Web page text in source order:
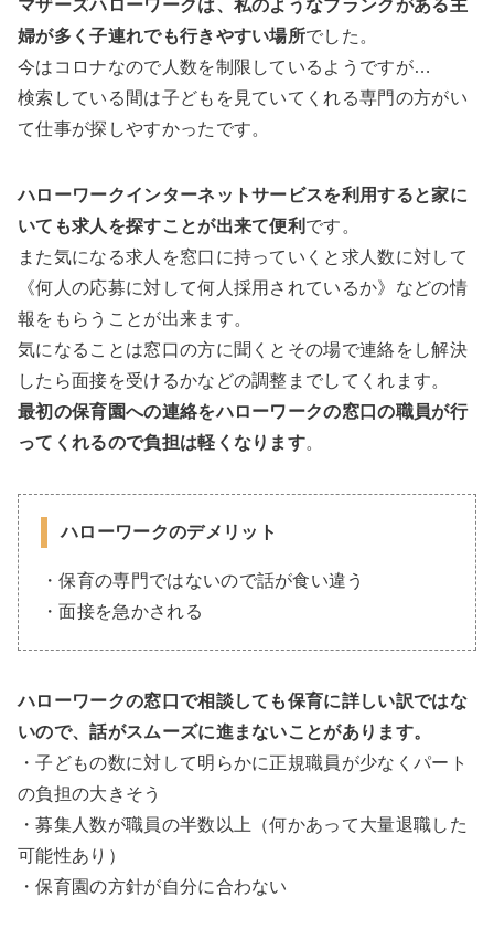
マザーズハローワークは、私のようなブランクがある主
婦が多く子連れでも行きやすい場所でした。
今はコロナなので人数を制限しているようですが…
検索している間は子どもを見ていてくれる専門の方がい
て仕事が探しやすかったです。
ハローワークインターネットサービスを利用すると家に
いても求人を探すことが出来て便利 です。
また気になる求人を窓口に持っていくと求人数に対して
《何人の応募に対して何人採用されているか》などの情
報をもらうことが出来ます。
気になることは窓口の方に聞くとその場で連絡をし解決
したら面接を受けるかなどの調整までしてくれます。
最初の保育園への連絡をハローワークの窓口の職員が行
ってくれるので負担は軽くなります。
ハローワークのデメリット
・保育の専門ではないので話が食い違う
・面接を急かされる
ハローワークの窓口で相談しても保育に詳しい訳ではな
いので、話がスムーズに進まないことがあります。
・子どもの数に対して明らかに正規職員が少なくパート
の負担の大きそう
・募集人数が職員の半数以上（何かあって大量退職した
可能性あり）
・保育園の方針が自分に合わない